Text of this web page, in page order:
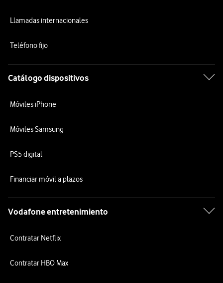
Llamadas internacionales
Teléfono fijo
Catálogo dispositivos
Móviles iPhone
Móviles Samsung
PS5 digital
Financiar móvil a plazos
Vodafone entretenimiento
Contratar Netflix
Contratar HBO Max